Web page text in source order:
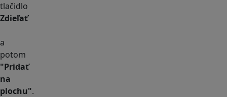
tlačidlo
Zdieľať
a
potom
"Pridať
na
plochu".